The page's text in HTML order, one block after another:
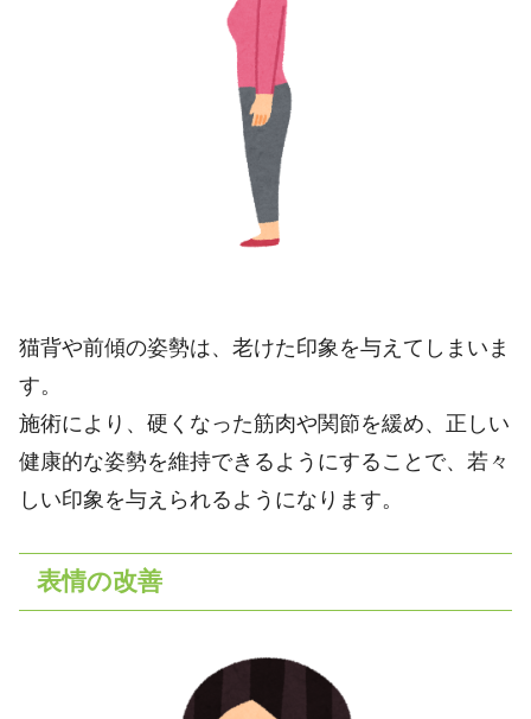
猫背や前傾の姿勢は、老けた印象を与えてしまいま
す。
施術により、硬くなった筋肉や関節を緩め、正しい
健康的な姿勢を維持できるようにすることで、若々
しい印象を与えられるようになります。
表情の改善